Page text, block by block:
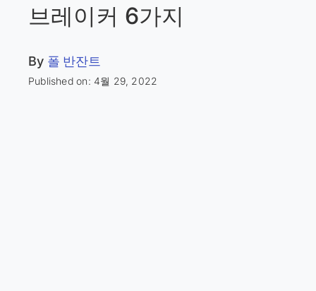
브레이커 6가지
By 폴 반잔트
Published on: 4월 29, 2022